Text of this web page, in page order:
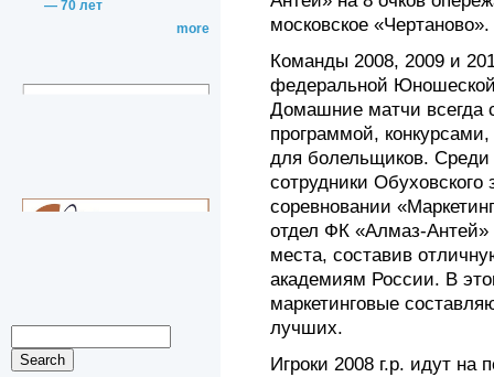
— 70 лет
more
московское «Чертаново».
Команды 2008, 2009 и
федеральной
Домашние матчи всегда
программой,
для болельщиков. Среди
сотрудники
соревновании
отдел ФК «Алмаз-Антей»
места, составив
академиям России. В
маркетинговые
лучших.
Игроки 2008 г.р. идут